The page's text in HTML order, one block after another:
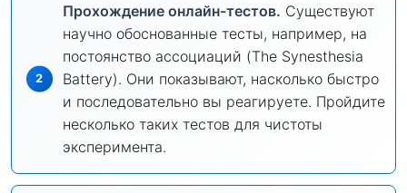
Прохождение онлайн-тестов. Существуют
научно обоснованные тесты, например, на
постоянство ассоциаций (The Synesthesia
Battery). Они показывают, насколько быстро
и последовательно вы реагируете. Пройдите
несколько таких тестов для чистоты
эксперимента.